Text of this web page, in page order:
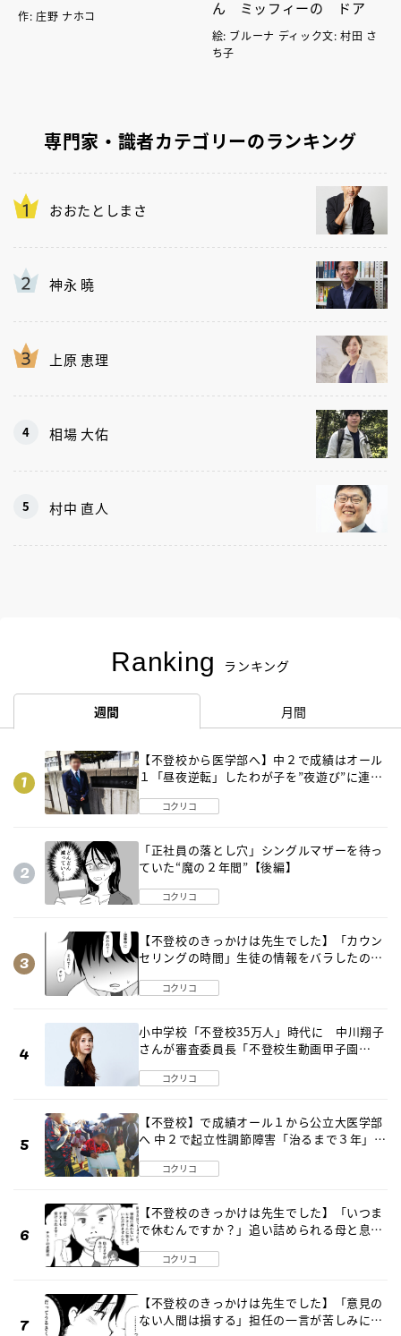
作: 庄野 ナホコ ん ミッフィーの ドア
絵: ブルーナ ディック文: 村田 さ
ち子
専門家・識者カテゴリーのランキング
おおたとしまさ
神永 曉
上原 恵理
相場 大佑
村中 直人
Ranking ランキング
週間 月間
【不登校から医学部へ】中２で成績はオール
１「昼夜逆転」したわが子を”夜遊び”に連れ
コクリコ
「正社員の落とし穴」シングルマザーを待っ
ていた“魔の２年間”【後編】
コクリコ
【不登校のきっかけは先生でした】「カウン
セリングの時間」生徒の情報をバラしたの
コクリコ
小中学校「不登校35万人」時代に 中川翔子
さんが審査委員長「不登校生動画甲子園
コクリコ
【不登校】で成績オール１から公立大医学部
へ 中２で起立性調節障害「治るまで３年」の
コクリコ
【不登校のきっかけは先生でした】「いつま
で休むんですか？」追い詰められる母と息子
コクリコ
【不登校のきっかけは先生でした】「意見の
ない人間は損する」担任の一言が苦しみに…